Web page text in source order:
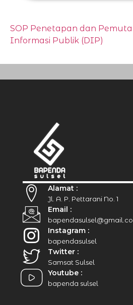
SOP Penetapan dan
Informasi Publik (DIP)
Alamat :
Jl. A. P. Pettarani No. 1
Email :
Instagram :
bapendasulsel
Twitter :
Samsat Sulsel
Youtube :
bapenda sulsel